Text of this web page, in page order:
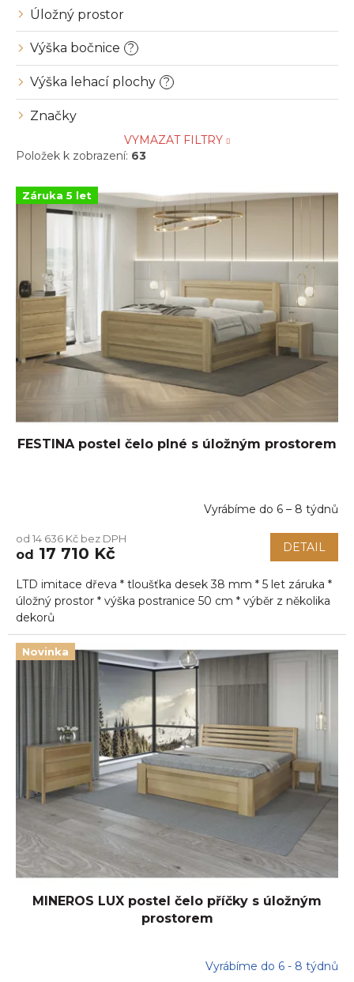
Značky
Úložný prostor
Výška bočnice ?
Výška lehací plochy ?
VYMAZAT FILTRY
Položek k zobrazení: 63
V
k
Záruka 5 let
FESTINA postel čelo plné s úložným prostorem
Vyrábíme do 6 – 8 týdnů
od 14 636 Kč bez DPH
od 17 710 Kč DETAIL
LTD imitace dřeva * tloušťka desek 38 mm * 5 let záruka *
úložný prostor * výška postranice 50 cm * výběr z několika
dekorů
Novinka
MINEROS LUX postel čelo příčky s úložným
prostorem
Vyrábíme do 6 - 8 týdnů